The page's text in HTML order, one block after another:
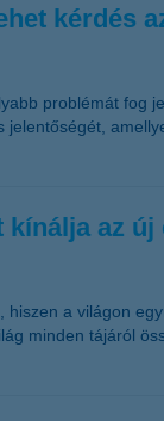
kérdés
problémát
az új
a világon
minden tájáról